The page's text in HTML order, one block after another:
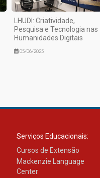
LHUDI: Criatividade,
Pesquisa e Tecnologia nas
Humanidades Digitais
05/06/2025
Serviços Educacionais:
Cursos de Extensão
Mackenzie Language
Center